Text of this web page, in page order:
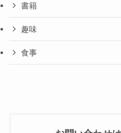
書籍
趣味
食事